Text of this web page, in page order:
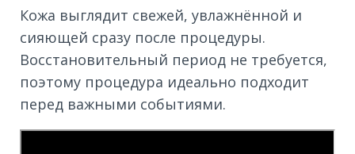
Кожа выглядит свежей, увлажнённой и
сияющей сразу после процедуры.
Восстановительный период не требуется,
поэтому процедура идеально подходит
перед важными событиями.